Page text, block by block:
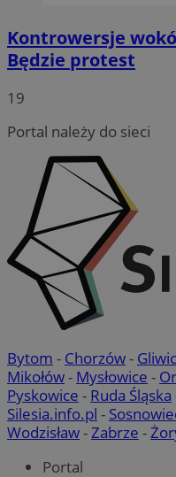
Kontrowersje
Będzie protest
19
Portal należy do sieci
Bytom - Chorzów-
Mikołów- Mysłowice -
Pyskowice - Ruda Śląska
Silesia.info.pl -
Wodzisław-Zabrze -
Portal